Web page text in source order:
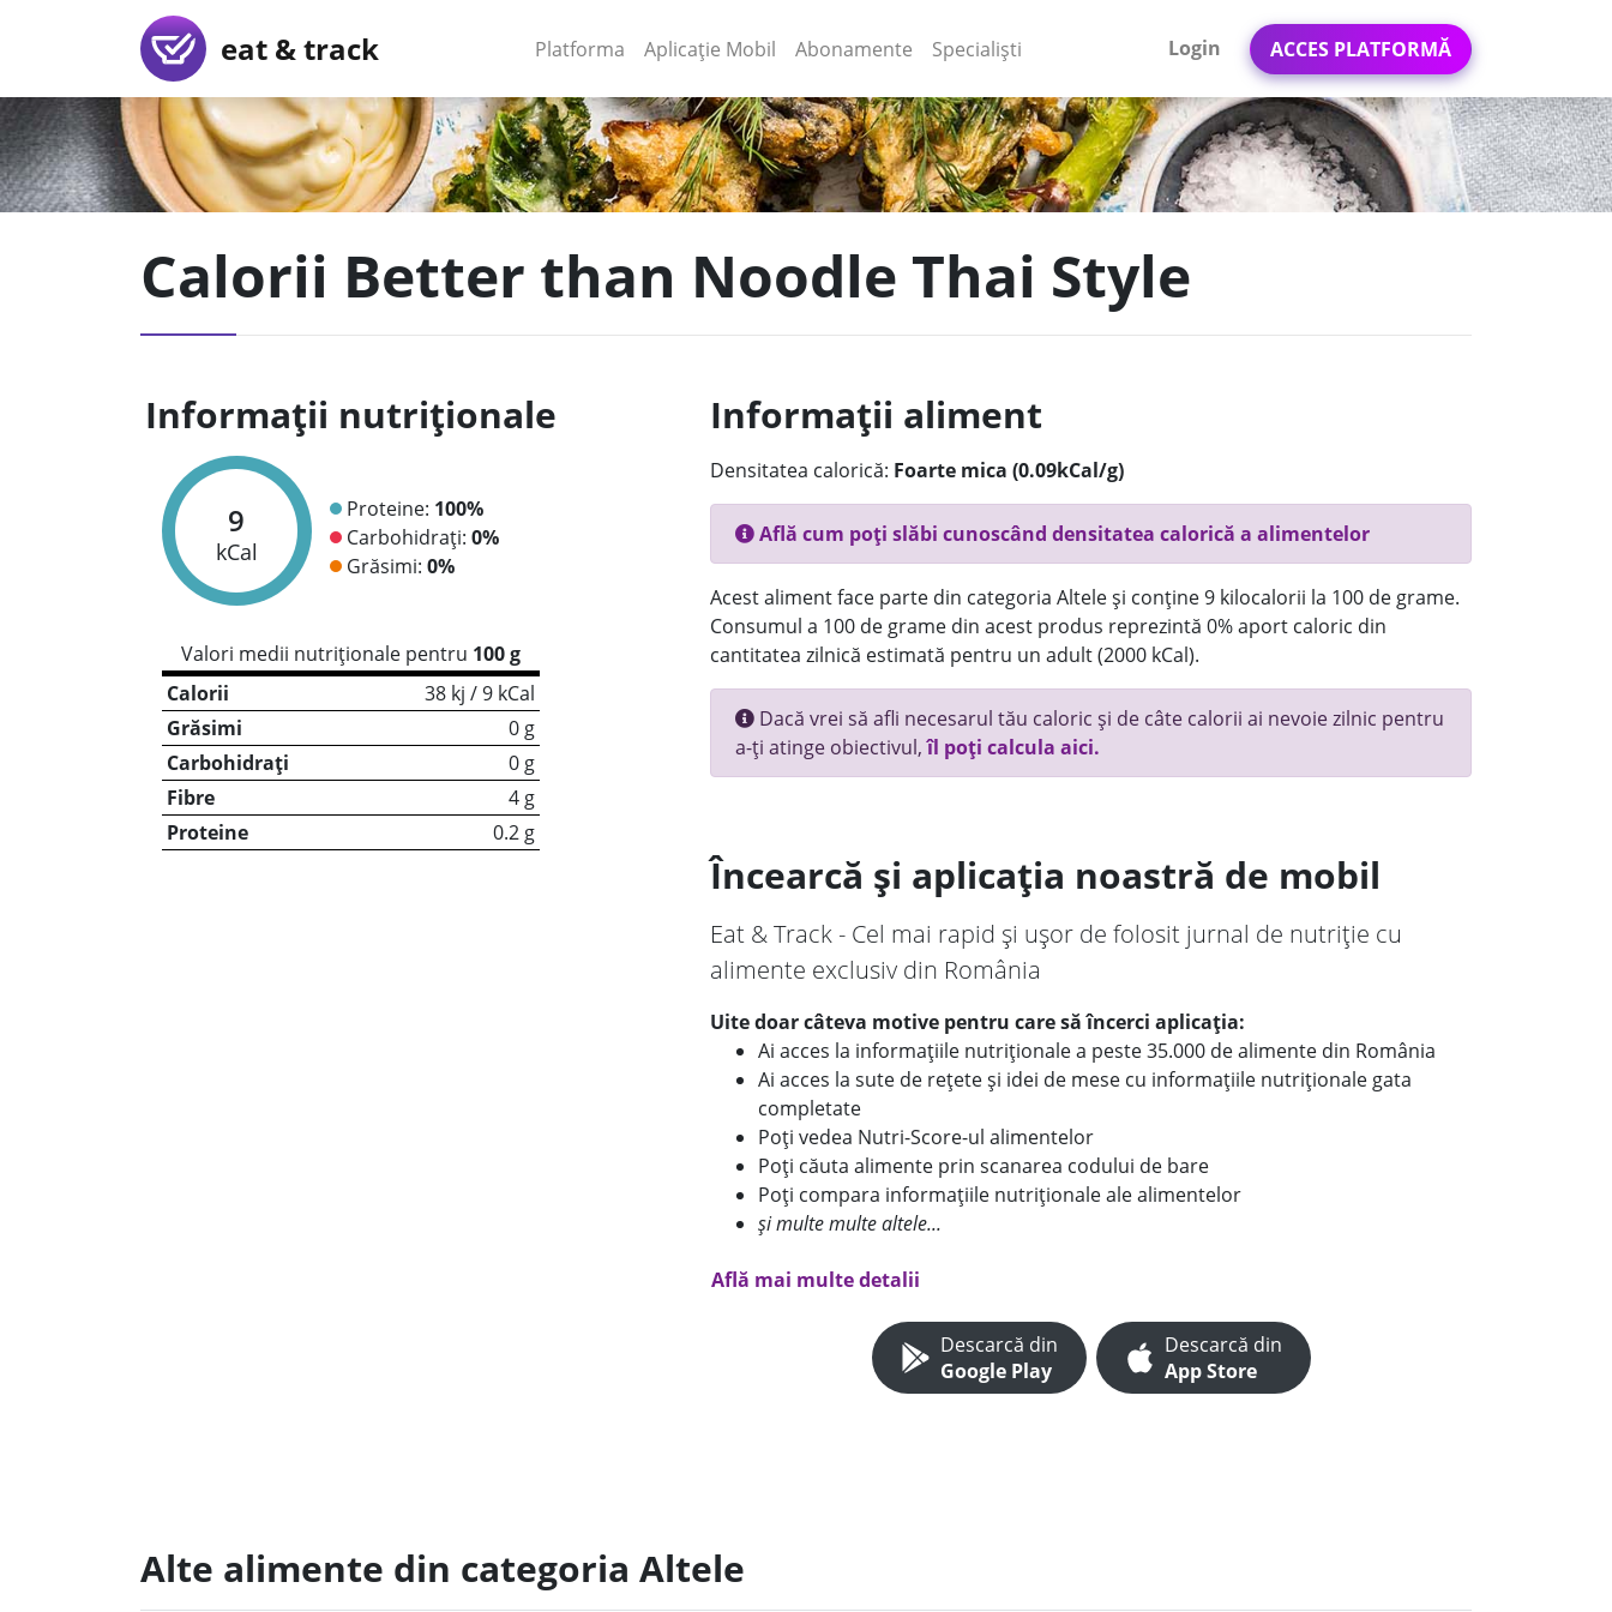
eat & track Platforma (current)
Aplicație Mobil (current)
Abonamente Specialiști Login ACCES PLATFORMĂ
Calorii Better than Noodle Thai Style
Informații nutriționale
9
kCal
Proteine: 100%
Carbohidrați: 0%
Grăsimi: 0%
Valori medii nutriționale pentru 100 g
Calorii
38 kj / 9 kCal
Grăsimi
0 g
Carbohidrați
0 g
Fibre
4 g
Proteine
0.2 g
Informații aliment
Densitatea calorică: Foarte mica (0.09kCal/g)
Află cum poți slăbi cunoscând densitatea calorică a alimentelor
Acest aliment face parte din categoria Altele și conține 9 kilocalorii la 100 de grame.
Consumul a 100 de grame din acest produs reprezintă 0% aport caloric din
cantitatea zilnică estimată pentru un adult (2000 kCal).
Dacă vrei să afli necesarul tău caloric și de câte calorii ai nevoie zilnic pentru
a-ți atinge obiectivul,îl poți calcula aici.
Încearcă și aplicația noastră de mobil
Eat & Track - Cel mai rapid și ușor de folosit jurnal de nutriție cu
alimente exclusiv din România
Uite doar câteva motive pentru care să încerci aplicația:
Ai acces la informațiile nutriționale a peste 35.000 de alimente din România
Ai acces la sute de rețete și idei de mese cu informațiile nutriționale gata
completate
Poți vedea Nutri-Score-ul alimentelor
Poți căuta alimente prin scanarea codului de bare
Poți compara informațiile nutriționale ale alimentelor
și multe multe altele...
Află mai multe detalii
Descarcă din
Google Play
Descarcă din
App Store
Alte alimente din categoria Altele